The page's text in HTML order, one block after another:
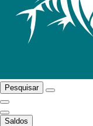
Pesquisar
Saldos